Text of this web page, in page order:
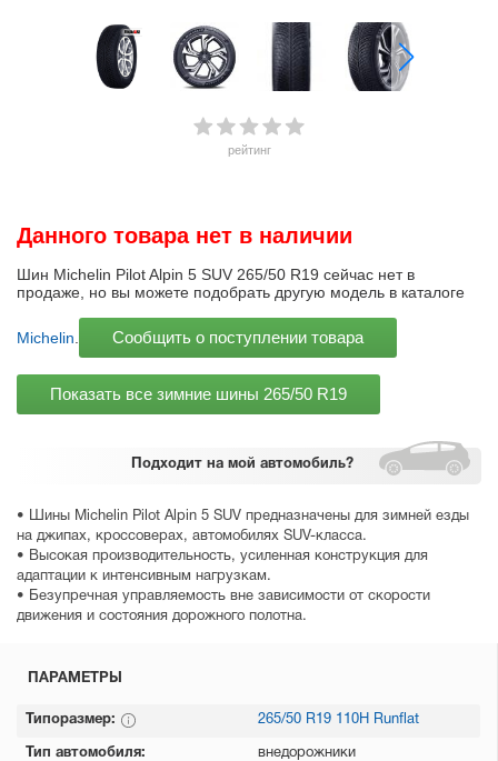
рейтинг
Подходит на мой автомобиль?
• Шины Michelin Pilot Alpin 5 SUV предназначены для зимней езды
на джипах, кроссоверах, автомобилях SUV-класса.
• Высокая производительность, усиленная конструкция для
адаптации к интенсивным нагрузкам.
• Безупречная управляемость вне зависимости от скорости
движения и состояния дорожного полотна.
Данного товара нет в наличии
Шин Michelin Pilot Alpin 5 SUV 265/50 R19 сейчас нет в
продаже, но вы можете подобрать другую модель в каталоге
Michelin Сообщить о поступлении товара
Показать все зимние шины 265/50 R19
ПАРАМЕТРЫ
Типоразмер: 265/50 R19 110H Runflat
Тип автомобиля: внедорожники